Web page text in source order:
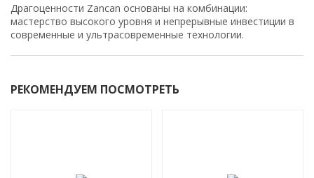
Драгоценности Zancan основаны на комбинации:
мастерство высокого уровня и непрерывные инвестиции в
современные и ультрасовременные технологии.
РЕКОМЕНДУЕМ ПОСМОТРЕТЬ